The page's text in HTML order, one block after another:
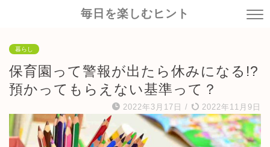
毎日を楽しむヒント
暮らし
保育園って警報が出たら休みになる!?
預かってもらえない基準って？
2022年3月17日 / 2022年11月9日